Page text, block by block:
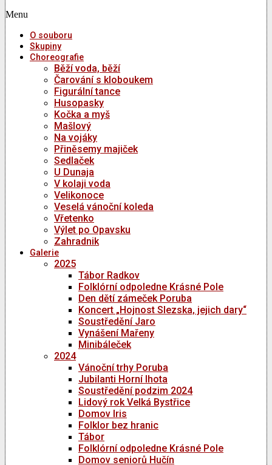
Menu
O souboru
Skupiny
Choreografie
Běží voda, běží
Čarování s kloboukem
Figurální tance
Husopasky
Kočka a myš
Mašlový
Na vojáky
Přiněsemy majiček
Sedlaček
U Dunaja
V kolaji voda
Velikonoce
Veselá vánoční koleda
Vřetenko
Výlet po Opavsku
Zahradnik
Galerie
2025
Tábor Radkov
Folklórní odpoledne Krásné Pole
Den dětí zámeček Poruba
Koncert „Hojnost Slezska, jejich dary“
Soustředění Jaro
Vynášení Mařeny
Minibáleček
2024
Vánoční trhy Poruba
Jubilanti Horní lhota
Soustředění podzim 2024
Lidový rok Velká Bystřice
Domov Iris
Folklor bez hranic
Tábor
Folklórní odpoledne Krásné Pole
Domov seniorů Hučín